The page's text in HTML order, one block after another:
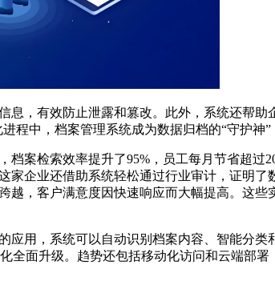
，有效防止泄露和篡改。此外，系统还帮助
程中，档案管理系统成为数据归档的“守护神”
案检索效率提升了95%，员工每月节省超过
企业还借助系统轻松通过行业审计，证明
，客户满意度因快速响应而大幅提高。这
用，系统可以自动识别档案内容、智能分类
面升级。趋势还包括移动化访问和云端部